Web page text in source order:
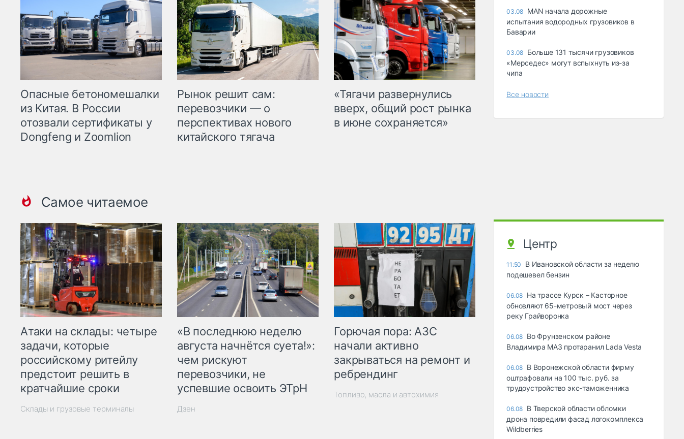
Опасные бетономешалки
из Китая. В России
отозвали сертификаты у
Dongfeng и Zoomlion
Рынок решит сам:
перевозчики — о
перспективах нового
китайского тягача
«Тягачи развернулись
вверх, общий рост рынка
в июне сохраняется»
Самое читаемое
Атаки на склады: четыре
задачи, которые
российскому ритейлу
предстоит решить в
кратчайшие сроки
Склады и грузовые терминалы
«В последнюю неделю
августа начнётся суета!»:
чем рискуют
перевозчики, не
успевшие освоить ЭТрН
Дзен
Горючая пора: АЗС
начали активно
закрываться на ремонт и
ребрендинг
Топливо, масла и автохимия
03.08 MAN начала дорожные
испытания водородных грузовиков в
Баварии
03.08 Больше 131 тысячи грузовиков
«Мерседес» могут вспыхнуть из-за
чипа
Все новости
Центр
11:50
В Ивановской области за неделю
подешевел бензин
06.08 На трассе Курск – Касторное
обновляют 65-метровый мост через
реку Грайворонка
06.08 Во Фрунзенском районе
Владимира МАЗ протаранил Lada Vesta
06.08 В Воронежской области фирму
оштрафовали на 100 тыс. руб. за
трудоустройство экс-таможенника
06.08 В Тверской области обломки
дрона повредили фасад логокомплекса
Wildberries